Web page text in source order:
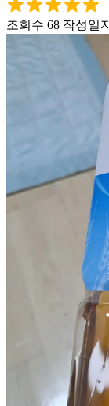
조회수 68 작성일